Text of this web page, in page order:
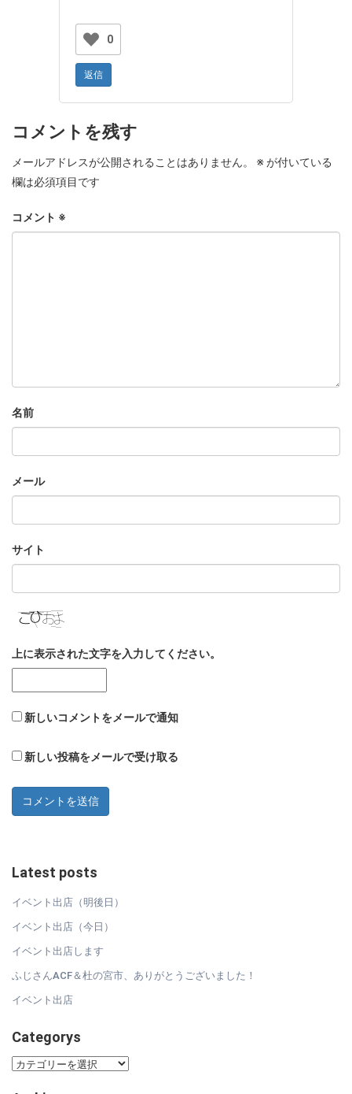
0
返信
コメントを残す
メールアドレスが公開されることはありません。 ※が付いている
欄は必須項目です
コメント ※
名前
メール
サイト
上に表示された文字を入力してください。
新しいコメントをメールで通知
新しい投稿をメールで受け取る
Latest posts
イベント出店（明後日）
イベント出店（今日）
イベント出店します
ふじさんACF＆杜の宮市、ありがとうございました！
イベント出店
Categorys
Categorys